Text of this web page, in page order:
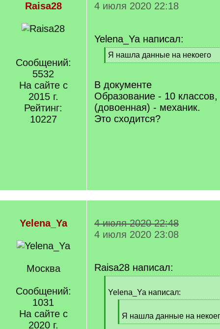
Raisa28
Сообщений:
5532
На сайте с
2015 г.
Рейтинг:
10227
4 июля 2020 22:18
Yelena_Ya написал:
[
q
Я нашла данные на некоего
[
q
]
В документе
Образование - 10 классов,
(довоенная) - механик.
Это сходится?
Yelena_Ya
Москва
Сообщений:
1031
На сайте с
2020 г.
4 июля 2020 22:48
4 июля 2020 23:08
Raisa28 написал:
q
Yelena_Ya написал:
q
]
Я нашла данные на
[